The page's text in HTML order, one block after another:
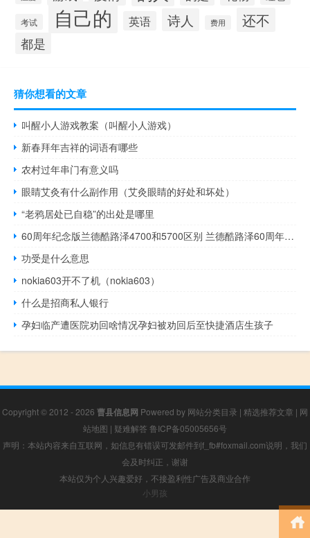
考试 自己的 英语 诗人 费用 还不
都是
猜你想看的文章
叫醒小人游戏教案（叫醒小人游戏）
新春拜年吉祥的词语有哪些
农村过年串门有意义吗
眼睛艾灸有什么副作用（艾灸眼睛的好处和坏处）
“老鸦居处已自稳”的出处是哪里
60周年纪念版兰德酷路泽4700和5700区别 兰德酷路泽60周年纪念版
功受是什么意思
nokia603开不了机（nokia603）
什么是招商私人银行
孕妇临产遭医院劝回啥情况孕妇被劝回后至快捷酒店生孩子
Copyright © 2012 - 2026 曹县信息网 Powered by 网站分类目录 | 精选推荐文章 | 网
站地图 | 疑难解答 鲁ICP备05005656号
声明：本站内容来自互联网，如信息有错误可发邮件到f_fb#foxmail.com说明，我们
会及时纠正，谢谢
本站仅为个人兴趣爱好，不接盈利性广告及商业合作
小男孩